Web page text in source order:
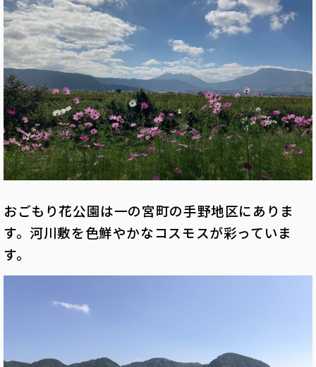
おごもり花公園は一の宮町の手野地区にありま
す。河川敷を色鮮やかなコスモスが彩っていま
す。